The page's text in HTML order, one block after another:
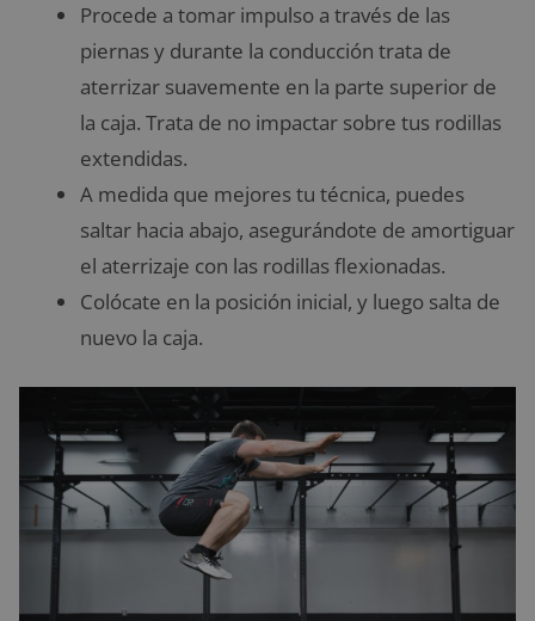
Procede a tomar impulso a través de las
piernas y durante la conducción trata de
aterrizar suavemente en la parte superior de
la caja. Trata de no impactar sobre tus rodillas
extendidas.
A medida que mejores tu técnica, puedes
saltar hacia abajo, asegurándote de amortiguar
el aterrizaje con las rodillas flexionadas.
Colócate en la posición inicial, y luego salta de
nuevo la caja.